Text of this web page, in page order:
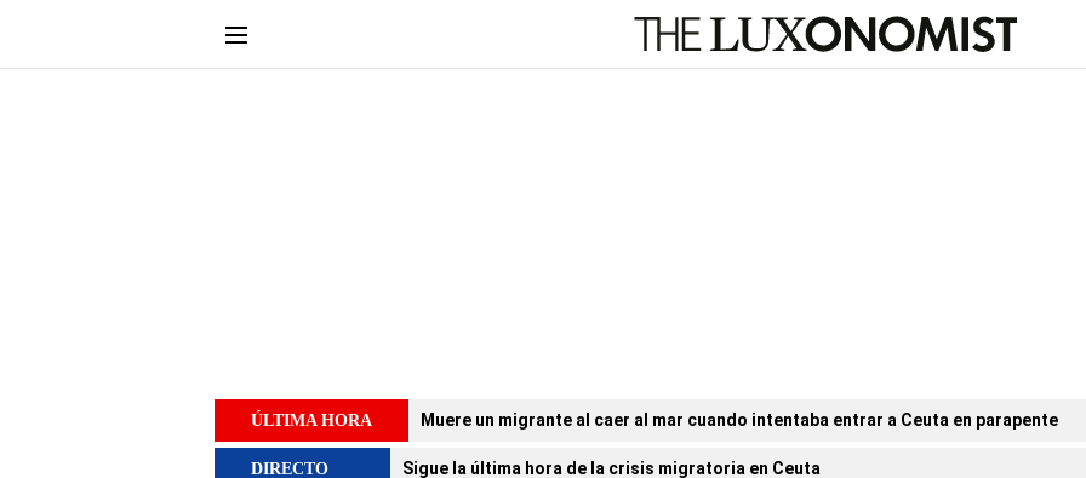
ÚLTIMA HORA Muere un migrante al caer al mar cuando intentaba entrar a Ceuta en parapente
DIRECTO Sigue la última hora de la crisis migratoria en Ceuta